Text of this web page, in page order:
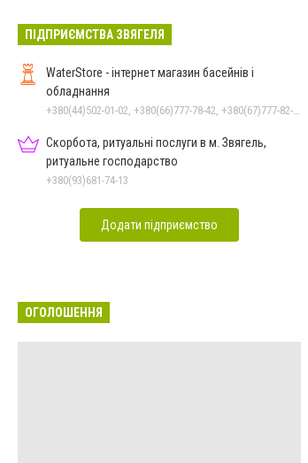
ПІДПРИЄМСТВА ЗВЯГЕЛЯ
WaterStore - інтернет магазин басейнів і
обладнання
+380(44)502-01-02, +380(66)777-78-42, +380(67)777-82-19, +380(67)890-80-80, +380(73)890-80-80, +380(44)502-01-03
Скорбота, ритуальні послуги в м. Звягель,
ритуальне господарство
+380(93)681-74-13
Додати підприємство
ОГОЛОШЕННЯ